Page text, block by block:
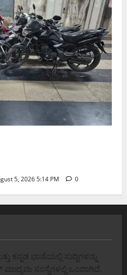
5, 2026 5:14 PM 0
ಕನ್ನಡ ಭಾಷೆಯಲ್ಲಿ ಸುದ್ದಿಗಳನ್ನು
ಸಂಸ್ಥೆಗಳಲ್ಲಿ ಒಂದಾಗಿದೆ.